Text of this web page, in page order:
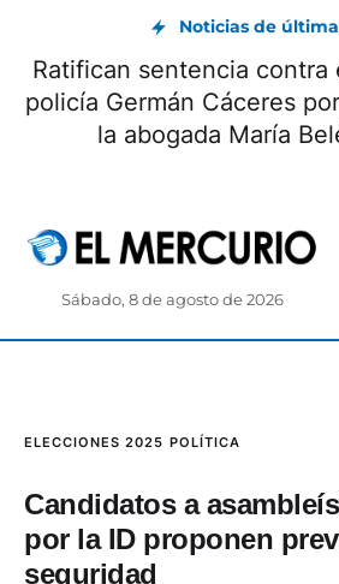
Noticias de
Día Internacional de la
origen
Sábado, 8 de agosto de 2026
por la ID proponen
seguridad